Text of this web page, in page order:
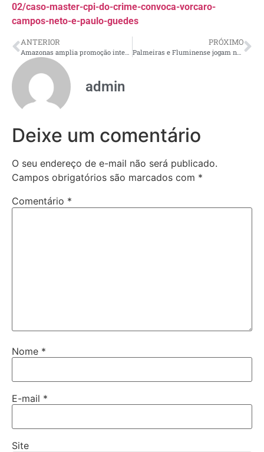
02/caso-master-cpi-do-crime-convoca-vorcaro-
campos-neto-e-paulo-guedes
ANTERIOR
Amazonas amplia promoção internacional na maior feira de turismo de Portugal
PRÓXIMO
Palmeiras e Fluminense jogam nesta quarta; Rádio Nacional transmite
admin
Deixe um comentário
O seu endereço de e-mail não será publicado.
Campos obrigatórios são marcados com *
Comentário *
Nome *
E-mail *
Site